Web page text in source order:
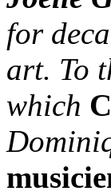
for
art. To
which